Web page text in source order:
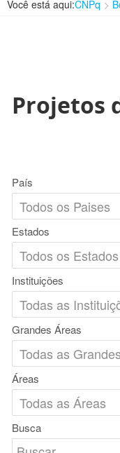
Você está aqui:CNPq
Projetos
País
Estados
Instituições
Grandes Áreas
Áreas
Busca